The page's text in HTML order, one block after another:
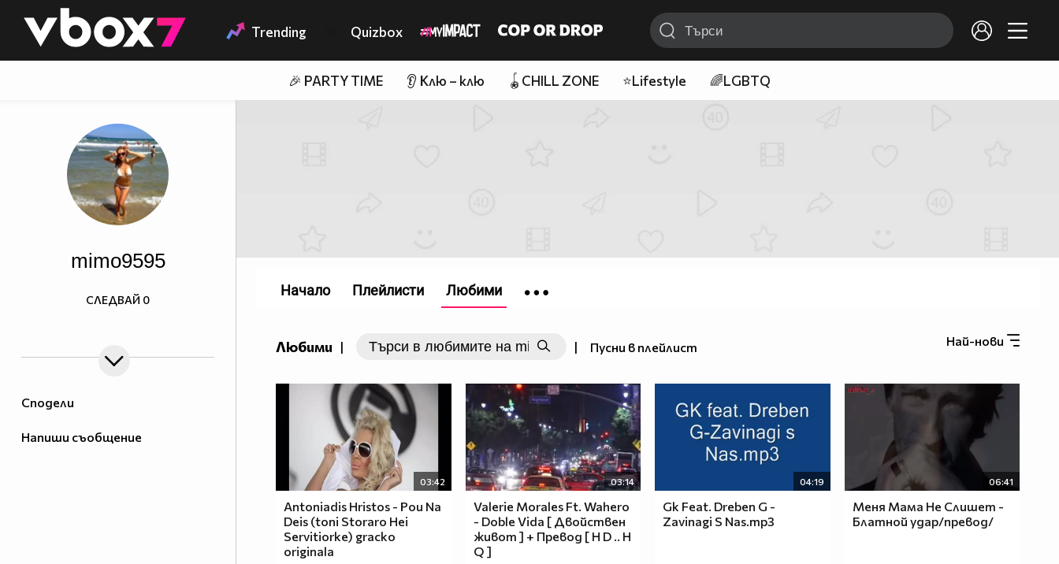
👾 Trending Quizbox
🎉 PARTY TIME 👂 Клю – клю 🪀CHILL ZONE ⭐Lifestyle 🌈LGBTQ
Сподели
Напиши съобщение
mimo9595
СЛЕДВАЙ 0
Любими | | Пусни в плейлист Най-нови
03:42
Antoniadis Hristos - Pou Na
Deis (toni Storaro Hei
Servitiorke) gracko
originala
03:14
Valerie Morales Ft. Wahero
- Doble Vida [ Двойствен
живот ] + Превод [ H D .. H
Q ]
04:19
Gk Feat. Dreben G -
Zavinagi S Nas.mp3
06:41
Меня Мама Не Слишет -
Блатной удар/превод/
Начало Плейлисти Любими